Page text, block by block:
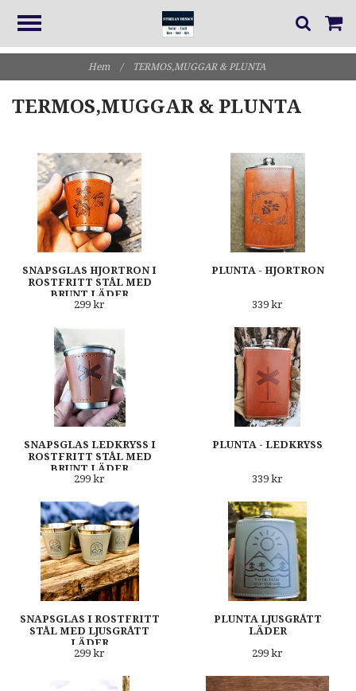
Hem / TERMOS,MUGGAR & PLUNTA
TERMOS,MUGGAR & PLUNTA
SNAPSGLAS HJORTRON I
ROSTFRITT STÅL MED
BRUNT LÄDER
299 kr
PLUNTA - HJORTRON
339 kr
SNAPSGLAS LEDKRYSS I
ROSTFRITT STÅL MED
BRUNT LÄDER
299 kr
PLUNTA - LEDKRYSS
339 kr
SNAPSGLAS I ROSTFRITT
STÅL MED LJUSGRÅTT
LÄDER
299 kr
PLUNTA LJUSGRÅTT
LÄDER
299 kr